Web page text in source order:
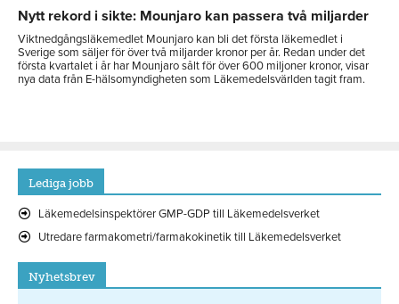
Nytt rekord i sikte: Mounjaro kan passera två miljarder
Viktnedgångsläkemedlet Mounjaro kan bli det första läkemedlet i
Sverige som säljer för över två miljarder kronor per år. Redan under det
första kvartalet i år har Mounjaro sålt för över 600 miljoner kronor, visar
nya data från E-hälsomyndigheten som Läkemedelsvärlden tagit fram.
Lediga jobb
Läkemedelsinspektörer GMP-GDP till Läkemedelsverket
Utredare farmakometri/farmakokinetik till Läkemedelsverket
Nyhetsbrev